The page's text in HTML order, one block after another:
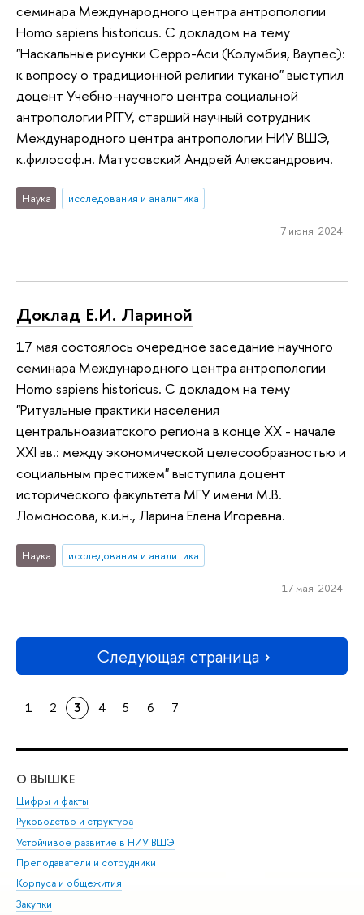
семинара Международного центра антропологии
Homo sapiens historicus. С докладом на тему
"Наскальные рисунки Серро-Аси (Колумбия, Ваупес):
к вопросу о традиционной религии тукано" выступил
доцент Учебно-научного центра социальной
антропологии РГГУ, старший научный сотрудник
Международного центра антропологии НИУ ВШЭ,
к.философ.н. Матусовский Андрей Александрович.
Наука исследования и аналитика
7 июня 2024
Доклад Е.И. Лариной
17 мая состоялось очередное заседание научного
семинара Международного центра антропологии
Homo sapiens historicus. С докладом на тему
"Ритуальные практики населения
центральноазиатского региона в конце XX - начале
XXI вв.: между экономической целесообразностью и
социальным престижем" выступила доцент
исторического факультета МГУ имени М.В.
Ломоносова, к.и.н., Ларина Елена Игоревна.
Наука исследования и аналитика
17 мая 2024
Следующая страница
1 2 3 4 5 6 7
О ВЫШКЕ
Цифры и факты
Руководство и структура
Устойчивое развитие в НИУ ВШЭ
Преподаватели и сотрудники
Корпуса и общежития
Закупки